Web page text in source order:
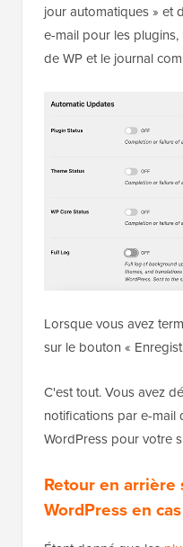
Pro sur votre site web.
guide surcomment
pour plus de détails.
Une fois le plugin actif,
Paramètres
depuis
WordPress et cliquez
».
Après cela, faites
e-mail pour les